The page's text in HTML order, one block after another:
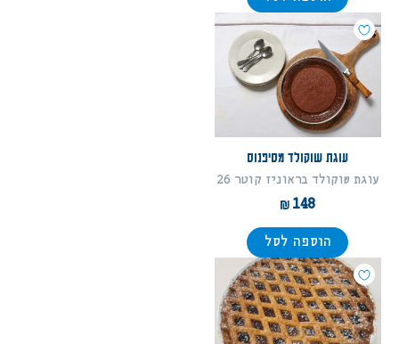
עוגת שוקולד מסיפנוס
עוגת שוקולד בראוניז קוטר 26
148
הוספה לסל